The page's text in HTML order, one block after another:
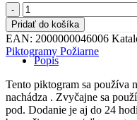
množstvo
Piktogram
Smer
na
dosiahnutie
vpravo
/vľavo
Pridať do košíka
EAN: 2000000046006
Piktogramy Požiarne
Popis
Tento piktogram sa používa
nachádza . Zvyčajne sa
pod. Dodanie je aj do 24